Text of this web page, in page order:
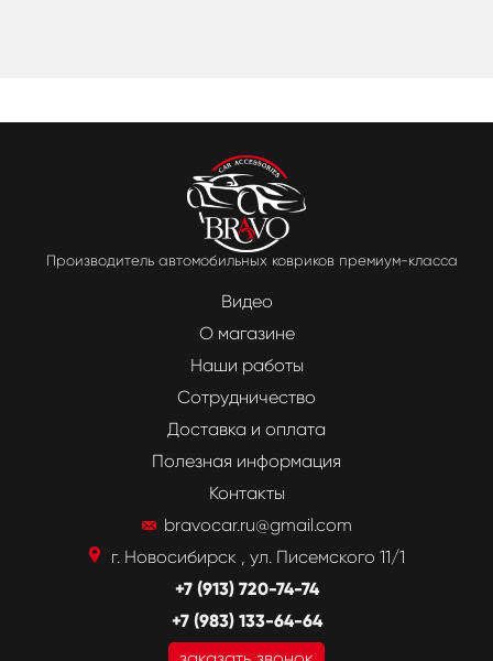
Производитель автомобильных ковриков премиум-класса
Видео
О магазине
Наши работы
Сотрудничество
Доставка и оплата
Полезная информация
Контакты
bravocar.ru@gmail.com
г. Новосибирск , ул. Писемского 11/1
+7 (913) 720-74-74
+7 (983) 133-64-64